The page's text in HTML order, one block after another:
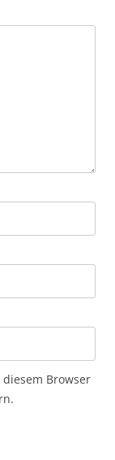
Browser